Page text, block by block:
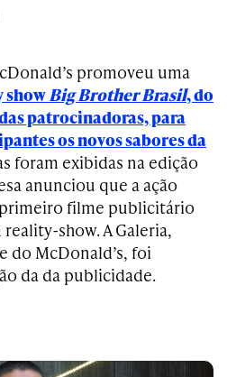
promoveu uma
showBig Brother Brasil, do
patrocinadoras, para
os novos sabores da
foram exibidas na edição
anunciou que a ação
filme publicitário
show. A Galeria,
do McDonald’s, foi
da da publicidade.